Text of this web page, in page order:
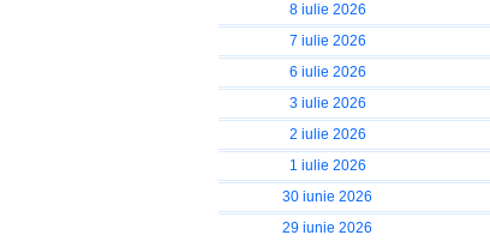
8 iulie 2026
7 iulie 2026
6 iulie 2026
3 iulie 2026
2 iulie 2026
1 iulie 2026
30 iunie 2026
29 iunie 2026